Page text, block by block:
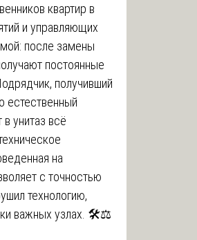
квартир в
и управляющих
после замены
постоянные
получивший
естественный
унитаз всё
на
с точностью
технологию,
важных узлах. 🛠️⚖️